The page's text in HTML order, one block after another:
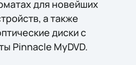
для новейших
а также
диски с
Pinnacle MyDVD.